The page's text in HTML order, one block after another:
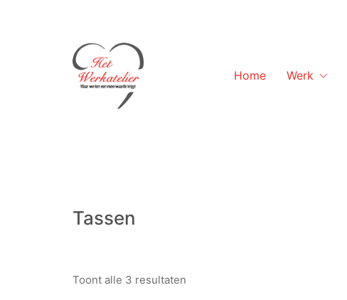
Home Werk
Tassen
Toont alle 3 resultaten